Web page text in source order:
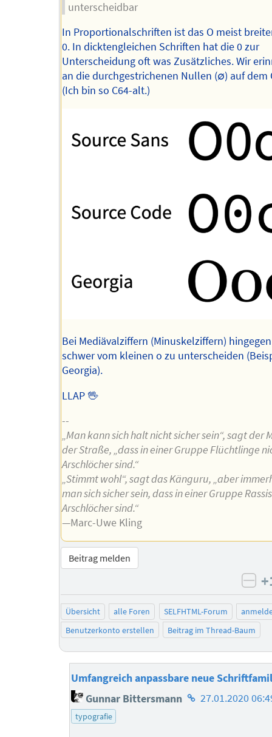
unterscheidbar
In Proportionalschriften ist das O meist
0. In dicktengleichen Schriften hat die 0 zur
Unterscheidung oft was Zusätzliches. Wir
an die durchgestrichenen Nullen (∅) auf dem
(Ich bin so C64-alt.)
Bei Mediävalziffern (Minuskelziffern)
schwer vom kleinen o zu unterscheiden
Georgia).
LLAP 🖖
--
„Man kann sich halt nicht sicher sein“, sagt der
der Straße, „dass in einer Gruppe Flüchtlinge
Arschlöcher sind.“
„Stimmt wohl“, sagt das Känguru, „aber
man sich sicher sein, dass in einer Gruppe
Arschlöcher sind.“
—Marc-Uwe Kling
Beitrag melden
Übersicht alle Foren SELFHTML-Forum
Benutzerkonto erstellen
Beitrag im Thread-Baum
Umfangreich anpassbare neue
Gunnar Bittersmann Homepage
27.01.2020
typografie